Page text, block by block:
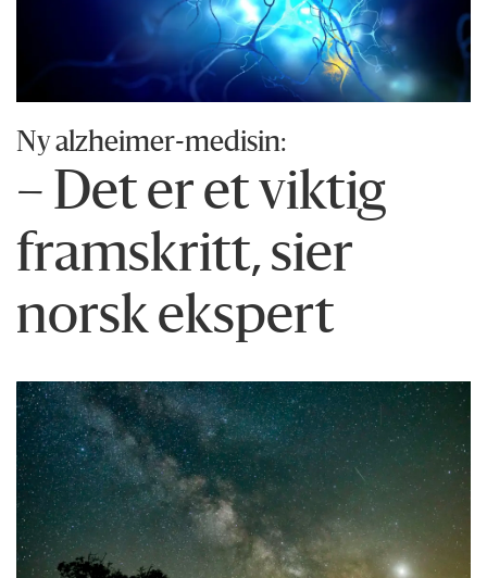
Ny alzheimer-medisin:
– Det er et viktig
framskritt, sier
norsk ekspert